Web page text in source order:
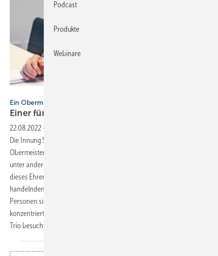
Ein Obermeistermodell mit drei handelnden Personen
Einer für all e, all e für eine
22.08.2022 -
Die Innung SHK Göppingen hat nicht einen Obermeister, sie hat drei
Obermeister, die das Amt bekleiden. Das hat verschiedene Gründe,
unter anderem geht es in dem Modell aber darum, die Aufgaben
dieses Ehrenamts bestmöglich zeitgemäß anzugehen – ohne dass die
handelnden
Personen sich zeitlich, im Betrieb und in der Familie aufreiben. Es
konzentriert sich nicht mehr alles auf eine Person. Die SBZ hat das
Trio besucht.
Podcast
Produkte
Webinare